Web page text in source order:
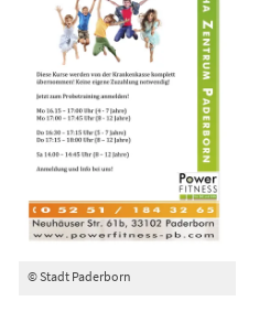
© Stadt Paderborn